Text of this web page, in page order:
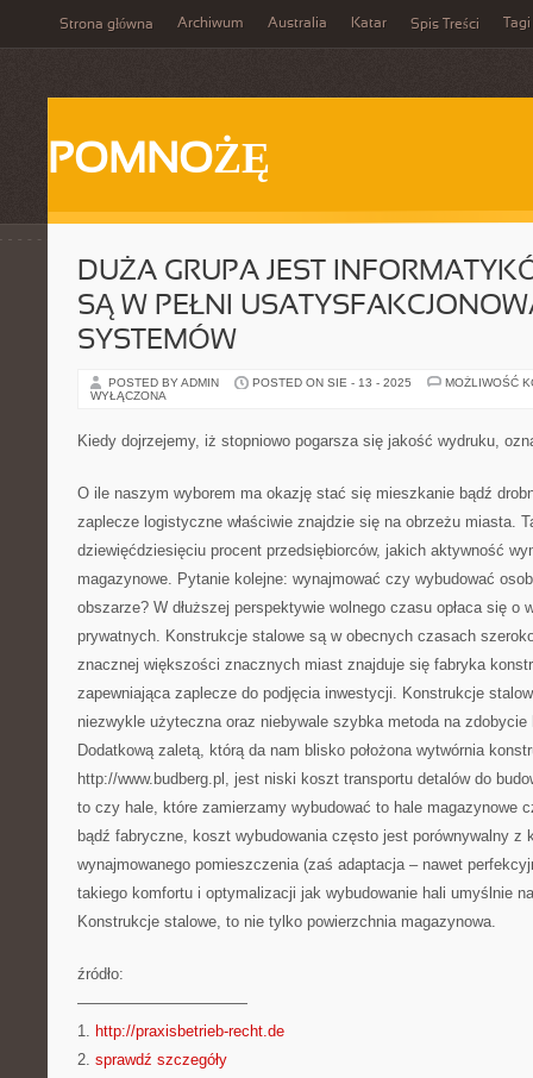
Strona główna Archiwum Australia Katar Spis Treści Tagi
POMNOŻĘ
DUŻA GRUPA JEST
SĄ W PEŁNI
SYSTEMÓW
POSTED BY ADMIN POSTED ON SIE - 13 - 2025
MOŻLIWOŚĆ
WYŁĄCZONA
Kiedy dojrzejemy, iż stopniowo pogarsza się jakość wydruku,
O ile naszym wyborem ma okazję stać się mieszkanie bądź
zaplecze logistyczne właściwie znajdzie się na obrzeżu miasta.
dziewięćdziesięciu procent przedsiębiorców, jakich aktywność
magazynowe. Pytanie kolejne: wynajmować czy wybudować
obszarze? W dłuższej perspektywie wolnego czasu opłaca się o
prywatnych. Konstrukcje stalowe są w obecnych czasach
znacznej większości znacznych miast znajduje się fabryka
zapewniająca zaplecze do podjęcia inwestycji. Konstrukcje
niezwykle użyteczna oraz niebywale szybka metoda na zdobycie
Dodatkową zaletą, którą da nam blisko położona wytwórnia
http://www.budberg.pl, jest niski koszt transportu detalów do
to czy hale, które zamierzamy wybudować to hale magazynowe
bądź fabryczne, koszt wybudowania często jest porównywalny z
wynajmowanego pomieszczenia (zaś adaptacja – nawet
takiego komfortu i optymalizacji jak wybudowanie hali umyślnie
Konstrukcje stalowe, to nie tylko powierzchnia magazynowa.
źródło:
———————————
1. http://praxisbetrieb-recht.de
2. sprawdź szczegóły